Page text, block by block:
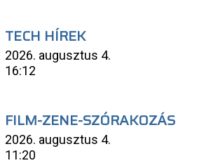
TECH HÍREK
2026. augusztus 4.
16:12
FILM-ZENE-SZÓRAKOZÁS
2026. augusztus 4.
11:20